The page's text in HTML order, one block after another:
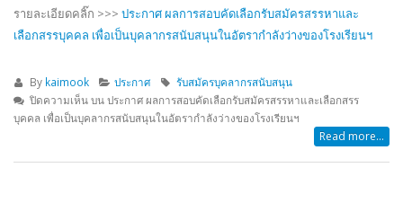
รายละเอียดคลิ๊ก >>> ประกาศ ผลการสอบคัดเลือกรับสมัครสรรหาและ
เลือกสรรบุคคล เพื่อเป็นบุคลากรสนับสนุนในอัตรากำลังว่างของโรงเรียนฯ
By kaimook ประกาศ
รับสมัครบุคลากรสนับสนุน
ปิดความเห็นบน ประกาศ ผลการสอบคัดเลือกรับสมัครสรรหาและเลือกสรร
บุคคล เพื่อเป็นบุคลากรสนับสนุนในอัตรากำลังว่างของโรงเรียนฯ
Read more...